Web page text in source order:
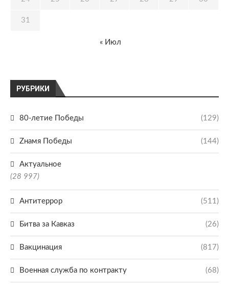
РУБРИКИ
80-летие Победы (129)
Zнамя Победы (144)
Актуальное
(28 997)
Антитеррор (511)
Битва за Кавказ (26)
Вакцинация (817)
Военная служба по контракту (68)
31
« Июл